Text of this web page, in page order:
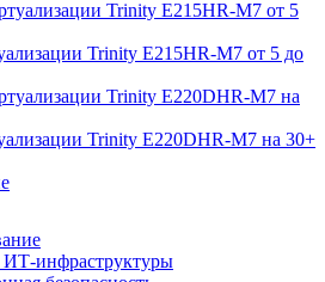
Trinity E215HR-M7 от 5 до
Trinity E220DHR-M7 на 30+
ИТ-инфраструктуры